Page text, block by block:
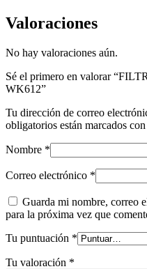
Valoraciones
No hay valoraciones aún.
Sé el primero en valorar
WK612”
Tu dirección de correo
obligatorios están marcados con
Nombre *
Correo electrónico *
Guarda mi nombre, correo
para la próxima vez que
Tu puntuación *
Tu valoración *